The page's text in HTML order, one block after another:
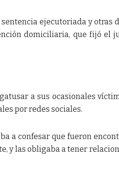
ejecutoriada y otras
domiciliaria, que fijó el
a sus ocasionales
por redes sociales.
a confesar que fueron
y las obligaba a tener